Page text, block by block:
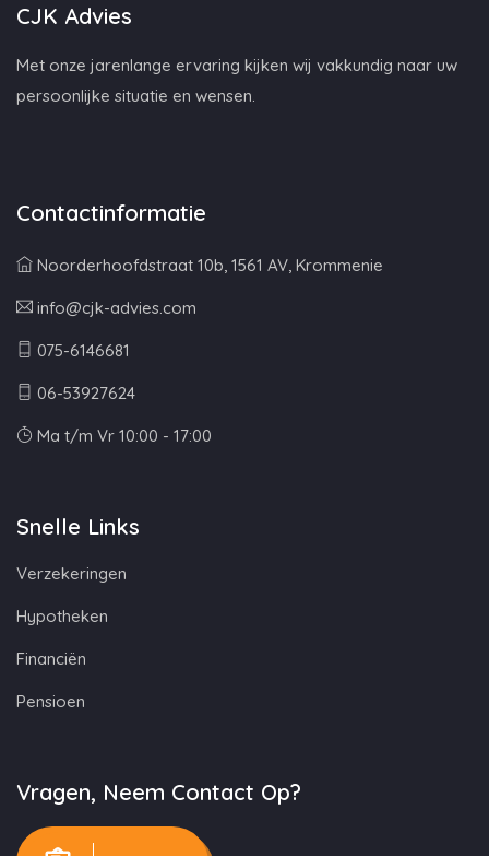
CJK Advies
Met onze jarenlange ervaring kijken wij vakkundig naar uw
persoonlijke situatie en wensen.
Contactinformatie
Noorderhoofdstraat 10b, 1561 AV, Krommenie
info@cjk-advies.com
075-6146681
06-53927624
Ma t/m Vr 10:00 - 17:00
Snelle Links
Verzekeringen
Hypotheken
Financiën
Pensioen
Vragen, Neem Contact Op?